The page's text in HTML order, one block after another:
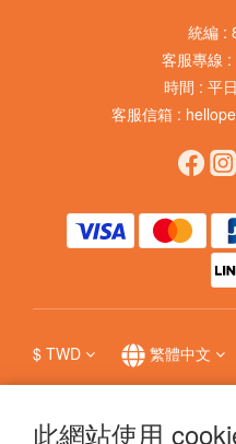
此網站使用
統編 :
客服專線
時間 : 平
客服信箱 :
$ TWD 繁體中文